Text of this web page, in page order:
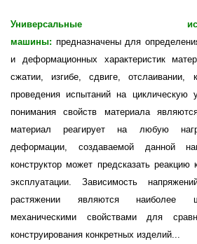
Универсальные
машины: предназначены для
и деформационных характеристик
сжатии, изгибе, сдвиге,
проведения испытаний на циклическую
понимания свойств материала
материал реагирует на любую
деформации, создаваемой данной
конструктор может предсказать реакцию
эксплуатации. Зависимость
растяжении являются наиболее
механическими свойствами для
конструирования конкретных изделий...